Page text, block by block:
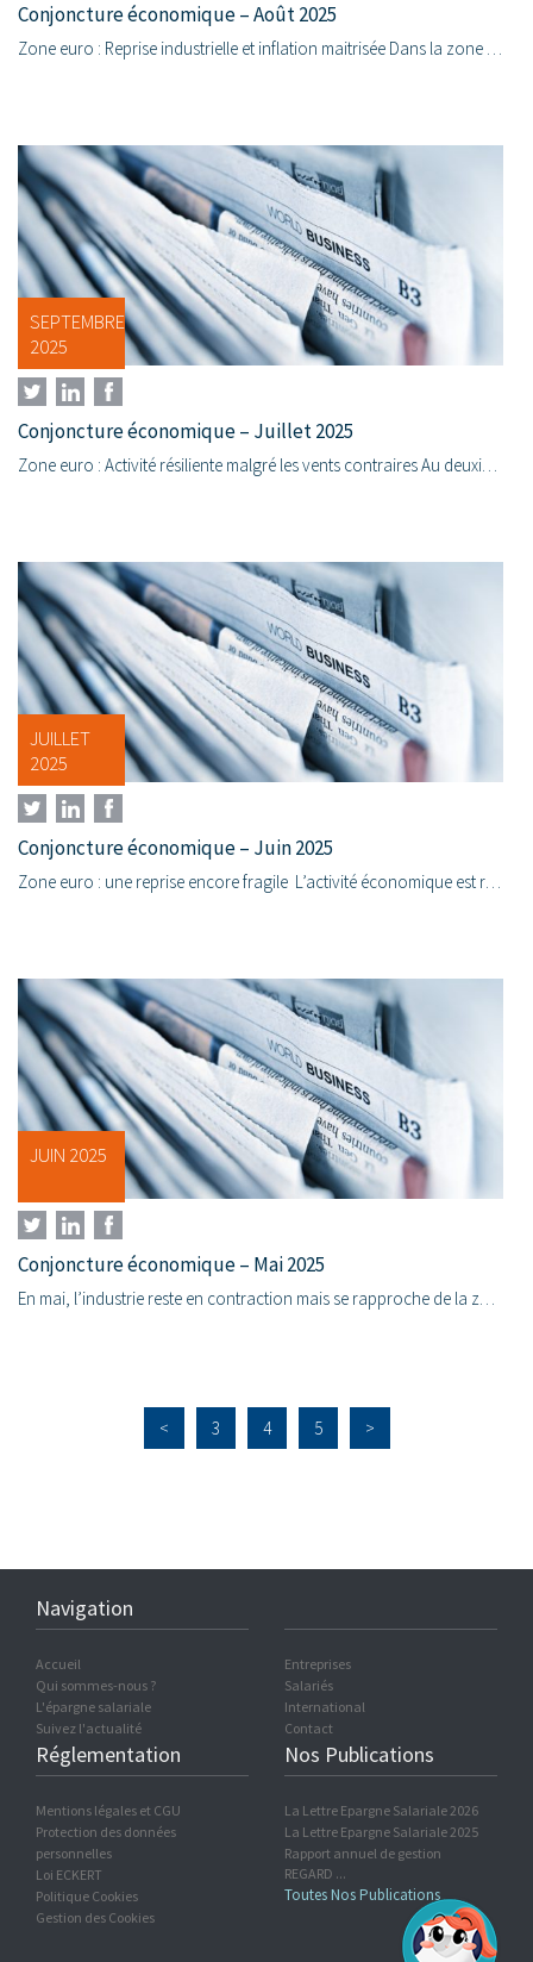
Conjoncture économique – Août 2025
Zone euro : Reprise industrielle et inflation maitrisée Dans la zone euro, les indicateurs avancés signalent une reprise de la demande, permettant à...
SEPTEMBRE
2025
Conjoncture économique – Juillet 2025
Zone euro : Activité résiliente malgré les vents contraires Au deuxième trimestre 2025, la zone euro enregistre une légère croissance de 0,1 % t/t , marquant un ralentissement par rapport au solide...
JUILLET
2025
Conjoncture économique – Juin 2025
Zone euro : une reprise encore fragile L’activité économique est restée modérée en juin. Le secteur des services sort de la zone de contraction, tandis que l’industrie demeure légèrement en...
JUIN 2025
Conjoncture économique – Mai 2025
En mai, l’industrie reste en contraction mais se rapproche de la zone d’expansion. Cependant, l’activité dans les services a commencé à ralentir en raison d’une demande plus faible dans le contexte...
< 3 4 5 >
Navigation
Accueil
Qui sommes-nous ?
L'épargne salariale
Suivez l'actualité
Entreprises
Salariés
International
Contact
Réglementation
Mentions légales et CGU
Protection des données
personnelles
Loi ECKERT
Politique Cookies
Gestion des Cookies
Nos Publications
La Lettre Epargne Salariale 2026
La Lettre Epargne Salariale 2025
Rapport annuel de gestion
REGARD ...
Toutes Nos Publications